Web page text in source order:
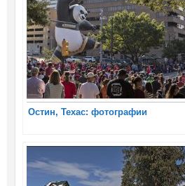
Остин, Техас: фотографии